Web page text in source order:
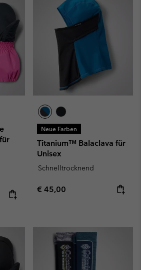
Neue Farben
Titanium™ Balaclava für
Unisex
Schnelltrocknend
Regular price:
€ 45,00